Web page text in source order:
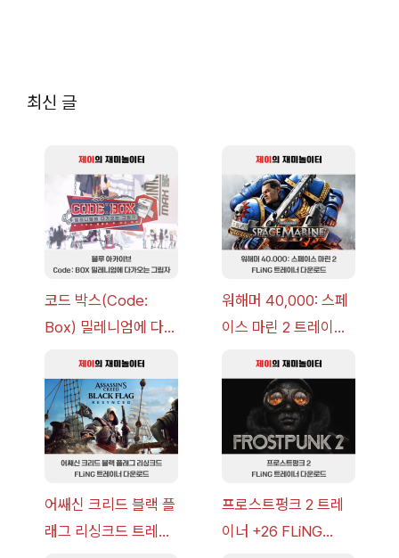
최신 글
코드 박스(Code:
Box) 밀레니엄에 다가
략 [복각] | 블루 아카
이브
워해머 40,000: 스페
이스 마린 2 트레이너
v14.0+] 다운로드
어쌔신 크리드 블랙 플
래그 리싱크드 트레이
프로스트펑크 2 트레
이너 +26 FLiNG